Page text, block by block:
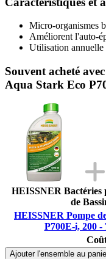
Micro-organismes
Améliorent l'auto-
Utilisation annuelle
Souvent acheté
Aqua Stark Eco
HEISSNER Bactéries
de
HEISSNER Pompe
P700E-i, 200
Ajouter l'ensemble au